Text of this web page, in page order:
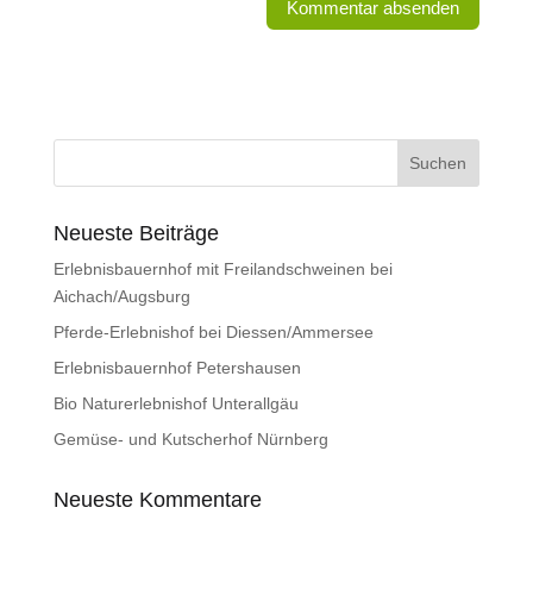
Neueste Beiträge
Erlebnisbauernhof mit Freilandschweinen bei
Aichach/Augsburg
Pferde-Erlebnishof bei Diessen/Ammersee
Erlebnisbauernhof Petershausen
Bio Naturerlebnishof Unterallgäu
Gemüse- und Kutscherhof Nürnberg
Neueste Kommentare